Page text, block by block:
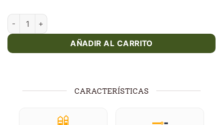
Strawmelon Ice - Arctic - Dr. Frost 120ml cantidad
AÑADIR AL CARRITO
CARACTERÍSTICAS